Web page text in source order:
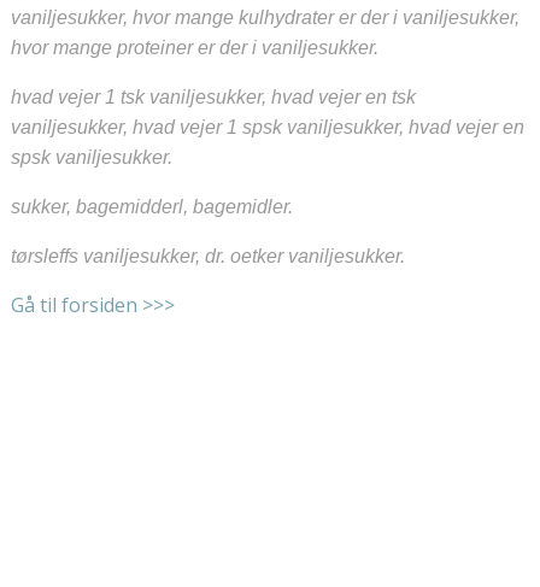
vaniljesukker, hvor mange kulhydrater er der i vaniljesukker,
hvor mange proteiner er der i vaniljesukker.
hvad vejer 1 tsk vaniljesukker, hvad vejer en tsk
vaniljesukker, hvad vejer 1 spsk vaniljesukker, hvad vejer en
spsk vaniljesukker.
sukker, bagemidderl, bagemidler.
tørsleffs vaniljesukker, dr. oetker vaniljesukker.
Gå til forsiden >>>